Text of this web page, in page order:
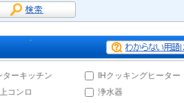
ターキッチン
IHクッキングヒーター
コンロ
浄水器